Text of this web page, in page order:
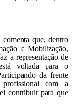
comenta que, dentro
e Mobilização,
a representação de
voltada para o
da frente
profissional com a
contribuir para que